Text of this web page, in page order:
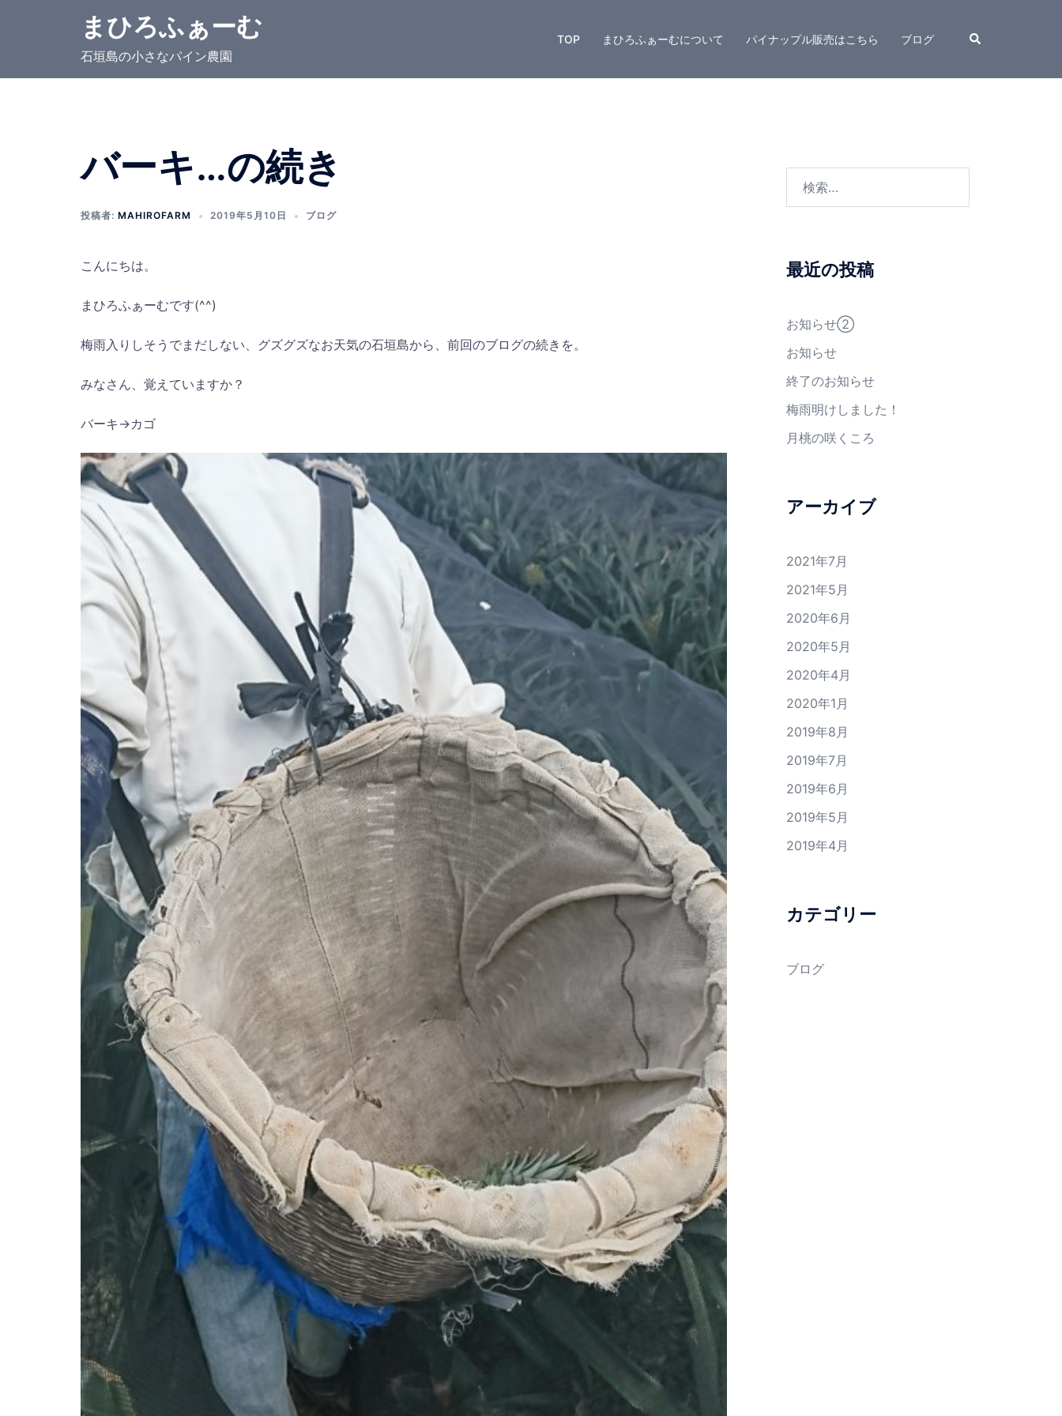
まひろふぁーむ
石垣島の小さなパイン農園
TOP まひろふぁーむについて パイナップル販売はこちら ブログ
検
索
バーキ…の続き
投稿者: MAHIROFARM 2019年5月10日 ブログ
こんにちは。
まひろふぁーむです(^^)
梅雨入りしそうでまだしない、グズグズなお天気の石垣島から、前回のブログの続きを。
みなさん、覚えていますか？
バーキ→カゴ
最近の投稿
お知らせ②
お知らせ
終了のお知らせ
梅雨明けしました！
月桃の咲くころ
アーカイブ
2021年7月
2021年5月
2020年6月
2020年5月
2020年4月
2020年1月
2019年8月
2019年7月
2019年6月
2019年5月
2019年4月
カテゴリー
ブログ